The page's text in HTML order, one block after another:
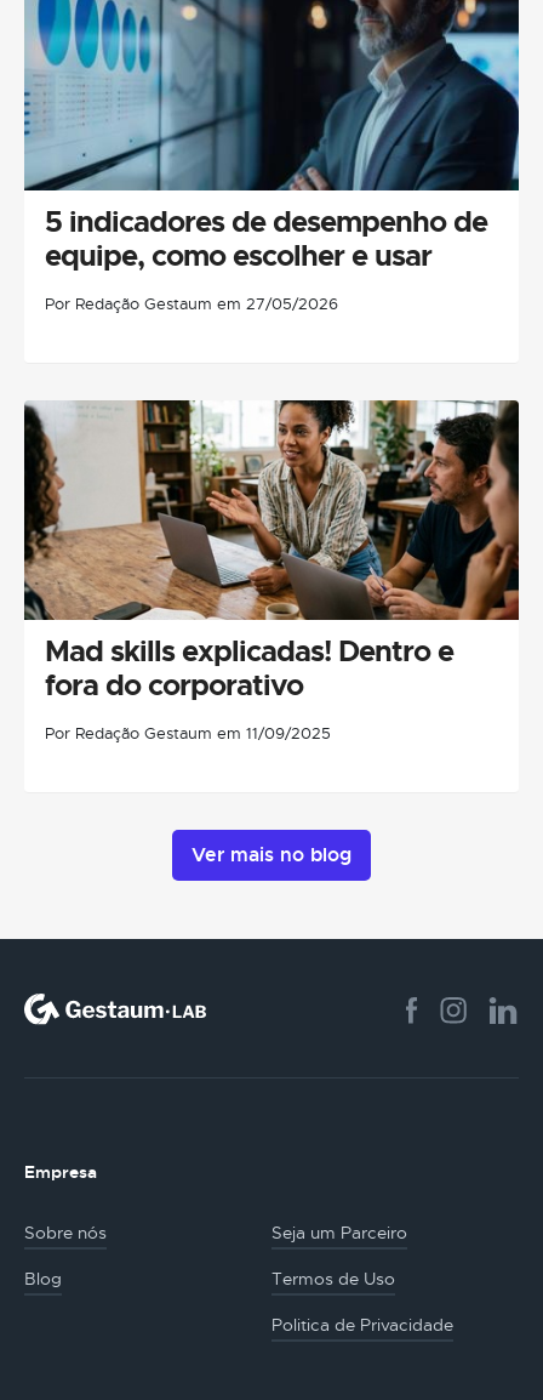
5 indicadores de desempenho de
equipe, como escolher e usar
Por Redação Gestaum em 27/05/2026
Mad skills explicadas! Dentro e
fora do corporativo
Por Redação Gestaum em 11/09/2025
Ver mais no blog
Empresa
Sobre nós Seja um Parceiro
Blog Termos de Uso
Politica de Privacidade